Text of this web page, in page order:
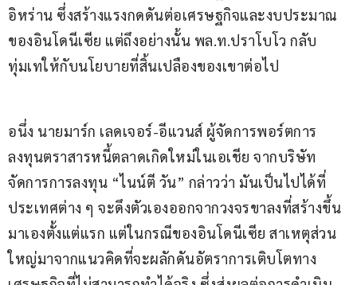
อิหร่าน ซึ่งสร้างแรงกดดันต่อเศรษฐกิจและงบประมาณ
ของอินโดนีเซีย แต่ถึงอย่างนั้น พล.ท.ปราโบโว กลับ
ทุ่มเทให้กับนโยบายที่สิ้นเปลืองของเขาต่อไป
อนึ่ง นายมาร์ก เลดเจอร์-อีแวนส์ ผู้จัดการพอร์ตการ
ลงทุนตราสารหนี้ตลาดเกิดใหม่ในเอเชีย จากบริษัท
จัดการการลงทุน “ไนน์ตี วัน” กล่าวว่า มันเป็นไปได้ที่
ประเทศต่าง ๆ จะดึงตัวเองออกจากวงจรขาลงที่สร้างขึ้น
มาเองตั้งแต่แรก แต่ในกรณีของอินโดนีเซีย สาเหตุส่วน
ใหญ่มาจากแนวคิดที่จะผลักดันอัตราการเติบโตทาง